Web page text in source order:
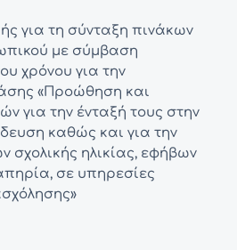
για τη σύνταξη πινάκων
με σύμβαση
χρόνου για την
«Προώθηση και
για την ένταξή τους στην
καθώς και για την
ηλικίας, εφήβων
σε υπηρεσίες